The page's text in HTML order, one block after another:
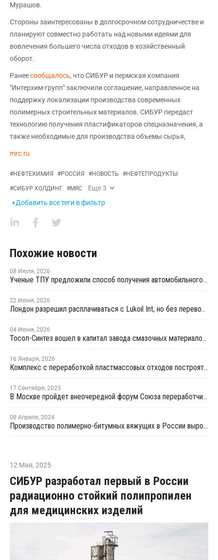
Мурашов.
Стороны заинтересованы в долгосрочном сотрудничестве и
планируют совместно работать над новыми идеями для
вовлечения большего числа отходов в хозяйственный
оборот.
Ранеесообщалось, что СИБУР и пермская компания
"Интерхим-групп" заключили соглашение, направленное на
поддержку локализации производства современных
полимерных строительных материалов. СИБУР передаст
технологию получения пластификаторов спецназначения, а
также необходимые для производства объемы сырья,
mrc.ru
#НЕФТЕХИМИЯ #РОССИЯ #НОВОСТЬ #НЕФТЕПРОДУКТЫ
#СИБУР ХОЛДИНГ #MRC Еще3
+Добавить все теги в фильтр
Похожие новости
08 Июля, 2026
Ученые ТПУ предложили способ получения автомобильного бензина из пластиковых отходов
22 Июня, 2026
Лондон разрешил расплачиваться с Lukoil Int, но без перевода средств Лукойлу
04 Июня, 2026
Тосол-Синтез вошел в капитал завода смазочных материалов "Девон"
16 Января, 2026
Комплекс с переработкой пластмассовых отходов построят в Тамбовской области
17 Сентября, 2025
В Москве пройдет внеочередной форум Союза переработчиков пластмасс
08 Апреля, 2024
Производство полимерно-битумных вяжущих в России выросло на 15% за 2023 год
12 Мая, 2025
СИБУР разработал первый в России
радиационно стойкий полипропилен
для медицинских изделий